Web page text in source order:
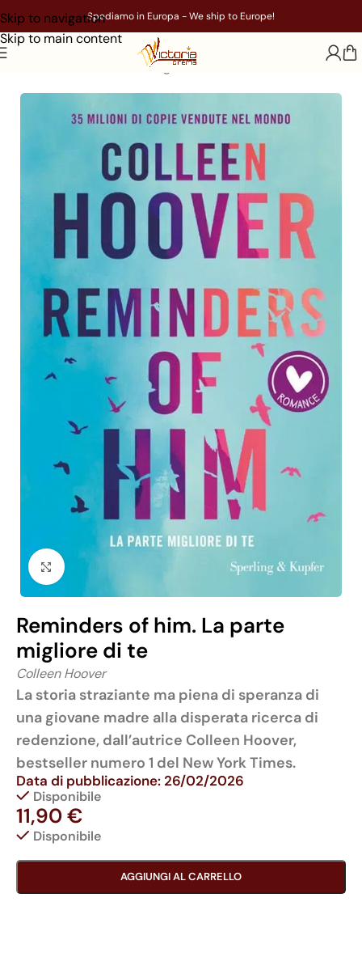
Skip to navigation
Skip to main content
Spediamo in Europa - We ship to Europe!
Young Adult
Click to enlarge
Reminders of him. La parte
migliore di te
Colleen Hoover
La storia straziante ma piena di speranza di
una giovane madre alla disperata ricerca di
redenzione, dall’autrice Colleen Hoover,
bestseller numero 1 del New York Times.
Data di pubblicazione: 26/02/2026
Disponibile
11,90€
Disponibile
AGGIUNGI AL CARRELLO